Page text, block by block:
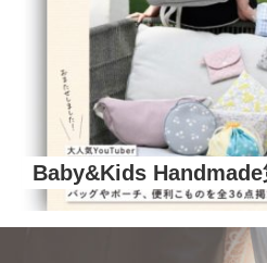
Baby&Kids Handmade